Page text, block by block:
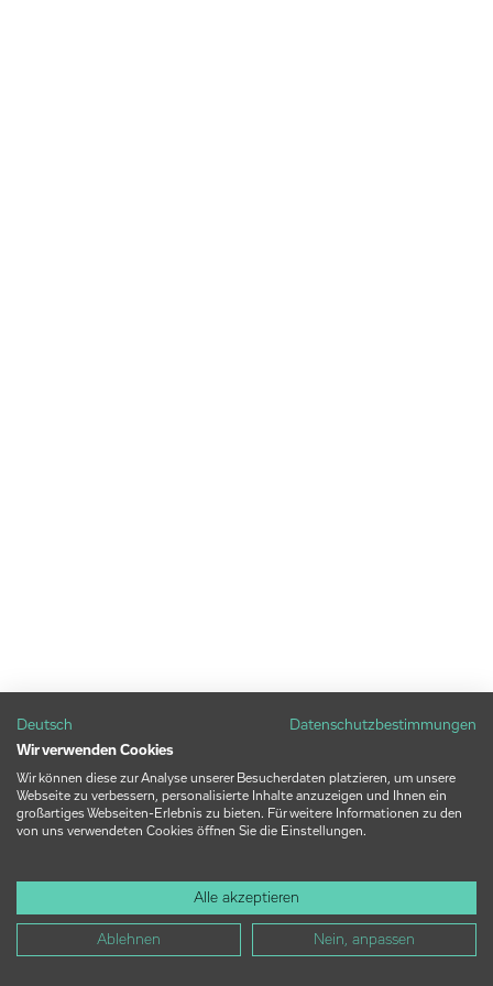
Deutsch
Datenschutzbestimmungen
Wir verwenden Cookies
Wir können diese zur Analyse unserer Besucherdaten platzieren, um unsere
Webseite zu verbessern, personalisierte Inhalte anzuzeigen und Ihnen ein
großartiges Webseiten-Erlebnis zu bieten. Für weitere Informationen zu den
von uns verwendeten Cookies öffnen Sie die Einstellungen.
Alle akzeptieren
Ablehnen Nein, anpassen